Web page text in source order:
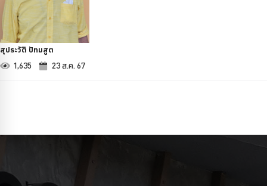
สุประวัติ ปัทมสูต
1,635 23 ส.ค. 67